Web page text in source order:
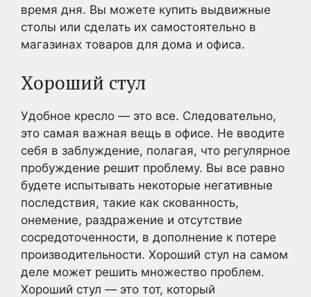
время дня. Вы можете купить выдвижные
столы или сделать их самостоятельно в
магазинах товаров для дома и офиса.
Хороший стул
Удобное кресло — это все. Следовательно,
это самая важная вещь в офисе. Не вводите
себя в заблуждение, полагая, что регулярное
пробуждение решит проблему. Вы все равно
будете испытывать некоторые негативные
последствия, такие как скованность,
онемение, раздражение и отсутствие
сосредоточенности, в дополнение к потере
производительности. Хороший стул на самом
деле может решить множество проблем.
Хороший стул — это тот, который